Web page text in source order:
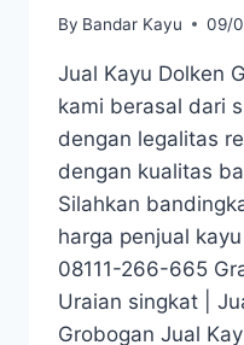
By Bandar Kayu 09/
Jual Kayu Dolken
kami berasal dari
dengan legalitas
dengan kualitas
Silahkan
harga penjual
08111-266-665
Uraian singkat |
Grobogan Jual